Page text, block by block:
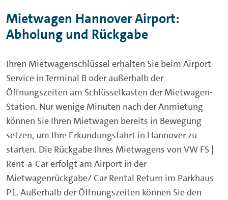
Mietwagen Hannover Airport:
Abholung und Rückgabe
Ihren Mietwagenschlüssel erhalten Sie beim Airport-
Service in Terminal B oder außerhalb der
Öffnungszeiten am Schlüsselkasten der Mietwagen-
Station. Nur wenige Minuten nach der Anmietung
können Sie Ihren Mietwagen bereits in Bewegung
setzen, um Ihre Erkundungsfahrt in Hannover zu
starten. Die Rückgabe Ihres Mietwagens von VW FS |
Rent-a-Car erfolgt am Airport in der
Mietwagenrückgabe/ Car Rental Return im Parkhaus
P1. Außerhalb der Öffnungszeiten können Sie den